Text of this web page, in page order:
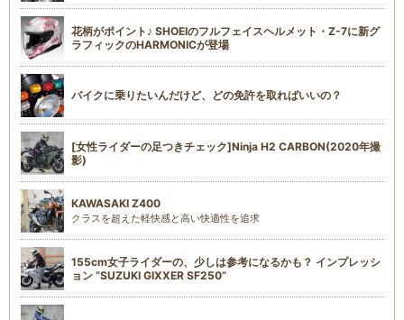
花柄がポイント♪ SHOEIのフルフェイスヘルメット・Z-7に新グ
ラフィックのHARMONICが登場
バイクに乗りたいんだけど、どの免許を取ればいいの？
[女性ライダーの足つきチェック]Ninja H2 CARBON(2020年撮
影)
KAWASAKI Z400
クラスを超えた軽快感と高い快適性を追求
155cm女子ライダーの、少しは参考になるかも？ インプレッシ
ョン “SUZUKI GIXXER SF250”